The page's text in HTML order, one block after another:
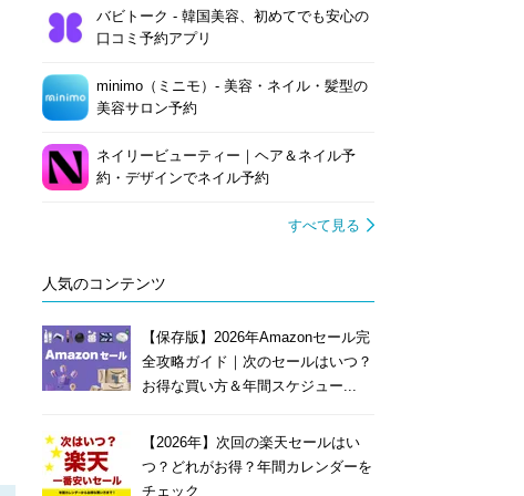
バビトーク - 韓国美容、初めてでも安心の
口コミ予約アプリ
minimo（ミニモ）- 美容・ネイル・髪型の
美容サロン予約
ネイリービューティー｜ヘア＆ネイル予
約・デザインでネイル予約
すべて見る
人気のコンテンツ
【保存版】2026年Amazonセール完
全攻略ガイド｜次のセールはいつ？
お得な買い方＆年間スケジュー...
【2026年】次回の楽天セールはい
つ？どれがお得？年間カレンダーを
チェック